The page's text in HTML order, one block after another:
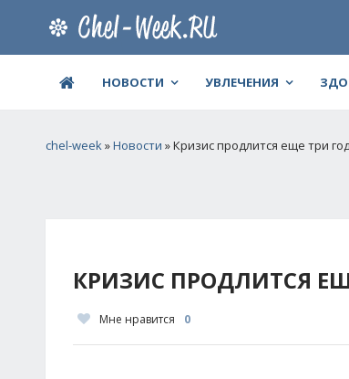
НОВОСТИ УВЛЕЧЕНИЯ
chel-week»Новости » Кризис продлится еще три
КРИЗИС ПРОДЛИТСЯ
Мне нравится 0